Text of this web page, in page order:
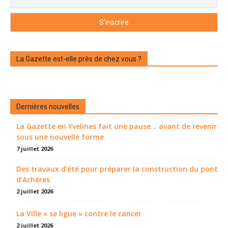
La Gazette est-elle près de chez vous ?
Dernières nouvelles
La Gazette en Yvelines fait une pause... avant de revenir
sous une nouvelle forme
7 juillet 2026
Des travaux d’été pour préparer la construction du pont
d’Achères
2 juillet 2026
La Ville « se ligue » contre le cancer
2 juillet 2026